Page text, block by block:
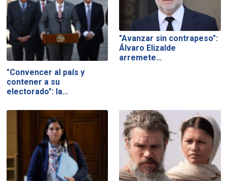
"Convencer al país y
contener a su
electorado": la…
"Avanzar sin contrapeso":
Álvaro Elizalde
arremete…